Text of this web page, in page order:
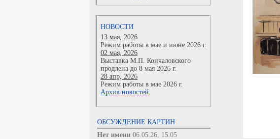
НОВОСТИ
13 мая, 2026
Режим работы в мае и июне 2026 г.
02 мая, 2026
Выставка М.П. Кончаловского
продлена до 8 мая 2026 г.
28 апр, 2026
Режим работы в мае 2026 г.
Архив новостей
ОБСУЖДЕНИЕ КАРТИН
Нет имени 06.05.26, 15:05